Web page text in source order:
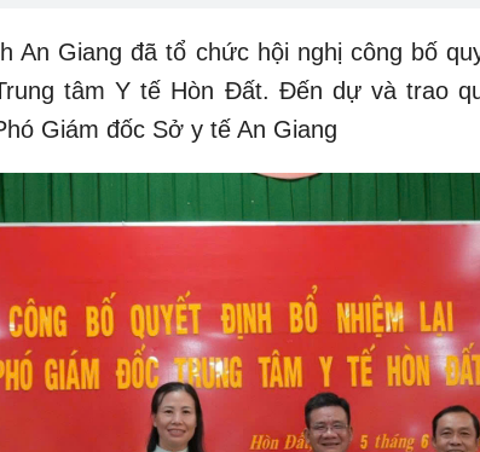
An Giang đã tổ chức hội nghị công bố
tâm Y tế Hòn Đất. Đến dự và trao
Giám đốc Sở y tế An Giang